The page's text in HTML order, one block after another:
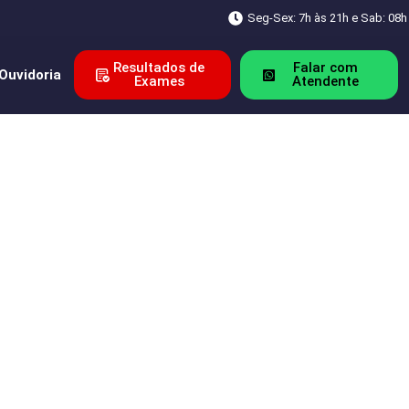
Seg-Sex: 7h às 21h e Sab:
Ouvidoria
Resultados de
Exames
Falar com
Atendente